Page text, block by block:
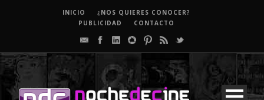
INICIO
¿NOS QUIERES CONOCER?
PUBLICIDAD
CONTACTO